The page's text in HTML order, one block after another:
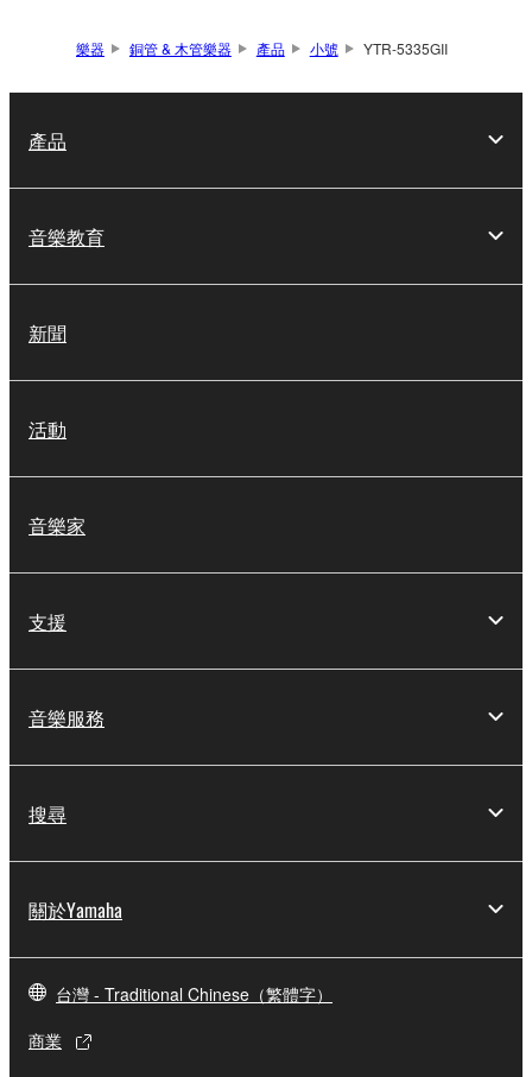
樂器 銅管 & 木管樂器 產品 小號 YTR-5335GII
產品
音樂教育
新聞
活動
音樂家
支援
音樂服務
搜尋
關於Yamaha
台灣 - Traditional Chinese（繁體字）
商業